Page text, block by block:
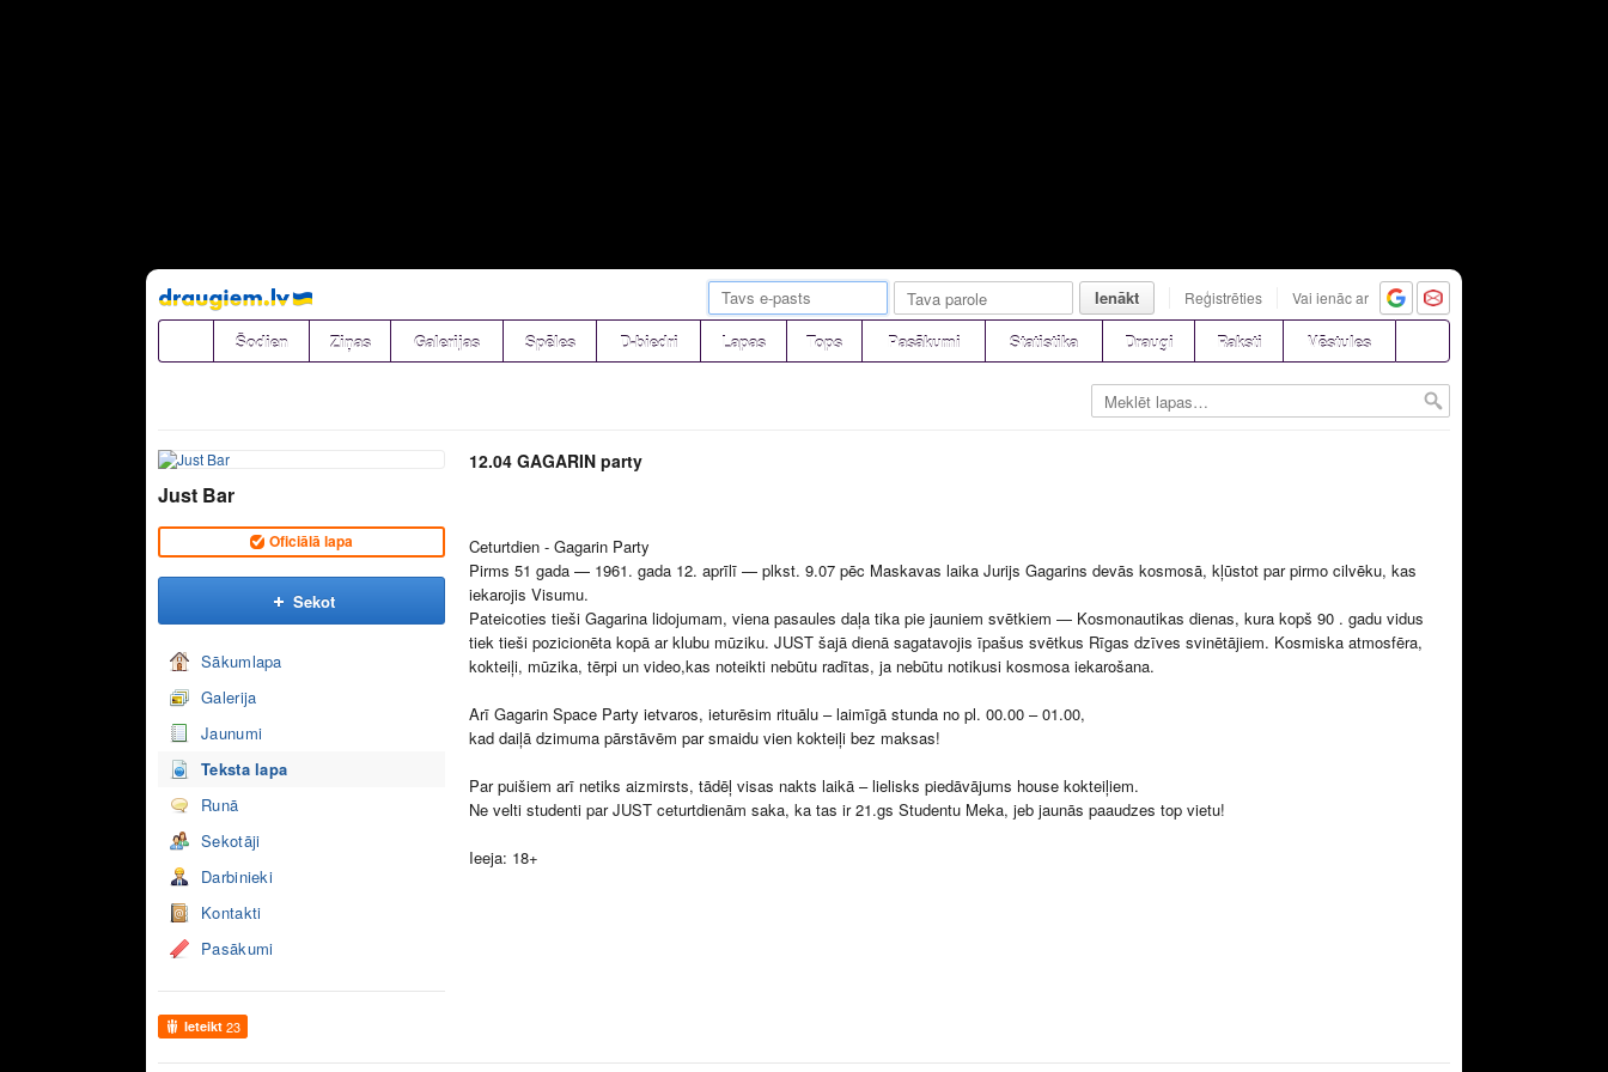
Pāriet
uz
saturu
Ienākt Reģistrēties Vai ienāc ar
Šodien Ziņas Galerijas Spēles D-biedri Lapas Tops Pasākumi Statistika Draugi Raksti Vēstules
Just Bar
Oficiālā lapa
Sekot
Sākumlapa
Galerija
Jaunumi
Teksta lapa
Runā
Sekotāji
Darbinieki
Kontakti
Pasākumi
Ieteikt 23
12.04 GAGARIN party
Ceturtdien - Gagarin Party
Pirms 51 gada — 1961. gada 12. aprīlī — plkst. 9.07 pēc Maskavas laika Jurijs Gagarins devās kosmosā, kļūstot par pirmo cilvēku, kas
iekarojis Visumu.
Pateicoties tieši Gagarina lidojumam, viena pasaules daļa tika pie jauniem svētkiem — Kosmonautikas dienas, kura kopš 90 . gadu vidus
tiek tieši pozicionēta kopā ar klubu mūziku. JUST šajā dienā sagatavojis īpašus svētkus Rīgas dzīves svinētājiem. Kosmiska atmosfēra,
kokteiļi, mūzika, tērpi un video,kas noteikti nebūtu radītas, ja nebūtu notikusi kosmosa iekarošana.
Arī Gagarin Space Party ietvaros, ieturēsim rituālu – laimīgā stunda no pl. 00.00 – 01.00,
kad daiļā dzimuma pārstāvēm par smaidu vien kokteiļi bez maksas!
Par puišiem arī netiks aizmirsts, tādēļ visas nakts laikā – lielisks piedāvājums house kokteiļiem.
Ne velti studenti par JUST ceturtdienām saka, ka tas ir 21.gs Studentu Meka, jeb jaunās paaudzes top vietu!
Ieeja: 18+